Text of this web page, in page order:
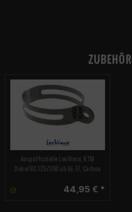
ZUBEHÖR
Auspuffschelle LeoVince, KTM
Duke/RC 125/390 ab Bj. 17, Carbon
44,95 € *